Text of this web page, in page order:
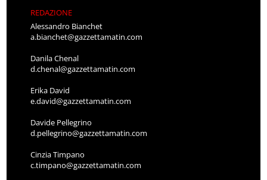
REDAZIONE
Alessandro Bianchet
a.bianchet@gazzettamatin.com
Danila Chenal
d.chenal@gazzettamatin.com
Erika David
e.david@gazzettamatin.com
Davide Pellegrino
d.pellegrino@gazzettamatin.com
Cinzia Timpano
c.timpano@gazzettamatin.com